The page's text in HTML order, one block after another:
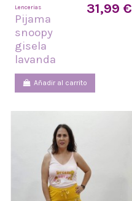
Lencerias
Pijama
snoopy
gisela
lavanda
31,99 €
Añadir al carrito